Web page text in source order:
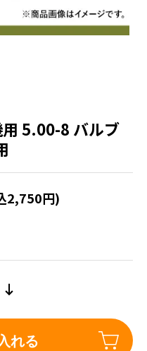
5.00-8 バルブ
2,750円)
れる